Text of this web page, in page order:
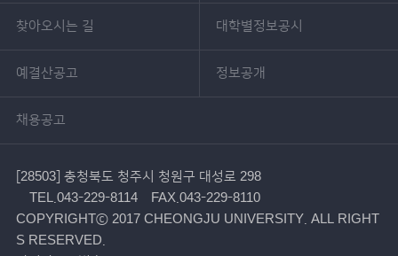
찾아오시는 길 대학별정보공시
예결산공고 정보공개
채용공고
[28503] 충청북도 청주시 청원구 대성로 298
TEL.043-229-8114
FAX.043-229-8110
COPYRIGHTⓒ 2017 CHEONGJU UNIVERSITY. ALL RIGHT
S RESERVED.